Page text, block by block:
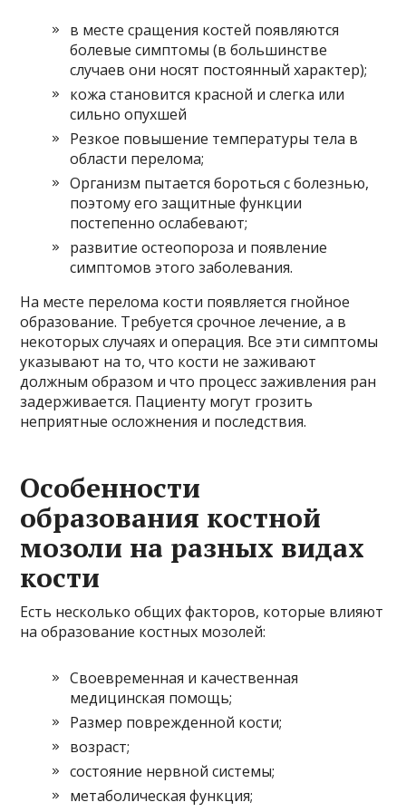
в месте сращения костей появляются
болевые симптомы (в большинстве
случаев они носят постоянный характер);
кожа становится красной и слегка или
сильно опухшей
Резкое повышение температуры тела в
области перелома;
Организм пытается бороться с болезнью,
поэтому его защитные функции
постепенно ослабевают;
развитие остеопороза и появление
симптомов этого заболевания.
На месте перелома кости появляется гнойное
образование. Требуется срочное лечение, а в
некоторых случаях и операция. Все эти симптомы
указывают на то, что кости не заживают
должным образом и что процесс заживления ран
задерживается. Пациенту могут грозить
неприятные осложнения и последствия.
Особенности
образования костной
мозоли на разных видах
кости
Есть несколько общих факторов, которые влияют
на образование костных мозолей:
Своевременная и качественная
медицинская помощь;
Размер поврежденной кости;
возраст;
состояние нервной системы;
метаболическая функция;